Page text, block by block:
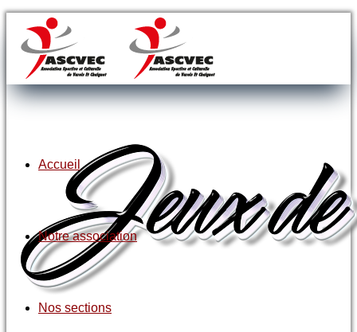
Accueil
Notre association
Nos sections